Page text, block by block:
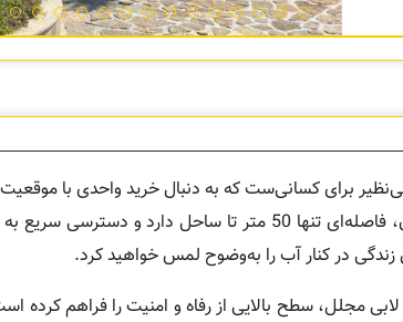
برای کسانی‌ست که به دنبال خرید واحدی با
کامل هستند. این واحد 138 متری در طبقه دهم، با دو خواب نورگیر و طراحی مدرن، فاصله‌ای تنها 50 متر
در کنار آب را به‌وضوح لمس خواهید کرد.
با طراحی لوکس، آسانسورهای پرسرعت، نگهبانی 24 ساعته و لابی مجلل، سطح بالایی از رفاه و امنیت